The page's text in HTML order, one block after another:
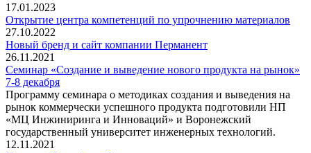
17.01.2023
Открытие центра компетенций по упрочнению материалов
27.10.2022
Новый бренд и сайт компании Перманент
26.11.2021
Семинар «Создание и выведение нового продукта на рынок»
7-8 декабря
Программу семинара о методиках создания и выведения на
рынок коммерчески успешного продукта подготовили НП
«МЦ Инжиниринга и Инноваций» и Воронежский
государственный университет инженерных технологий.
12.11.2021